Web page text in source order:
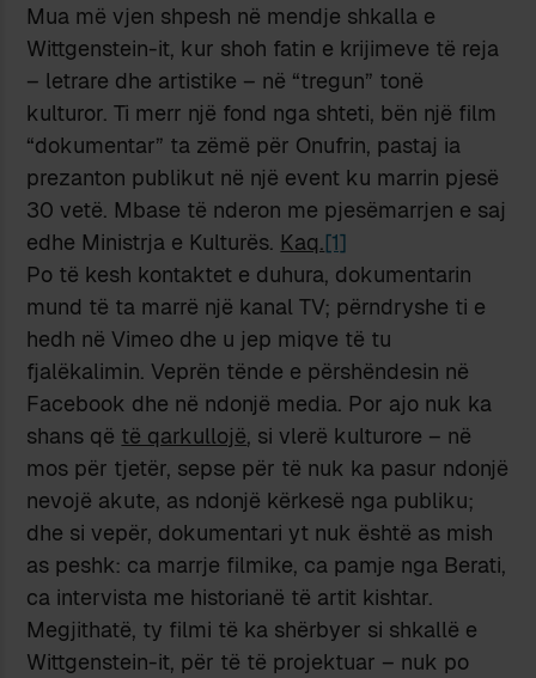
Mua më vjen shpesh në mendje shkalla e
Wittgenstein-it, kur shoh fatin e krijimeve të reja
– letrare dhe artistike – në “tregun” tonë
kulturor. Ti merr një fond nga shteti, bën një film
“dokumentar” ta zëmë për Onufrin, pastaj ia
prezanton publikut në një event ku marrin pjesë
30 vetë. Mbase të nderon me pjesëmarrjen e saj
edhe Ministrja e Kulturës. Kaq.[1]
Po të kesh kontaktet e duhura, dokumentarin
mund të ta marrë një kanal TV; përndryshe ti e
hedh në Vimeo dhe u jep miqve të tu
fjalëkalimin. Veprën tënde e përshëndesin në
Facebook dhe në ndonjë media. Por ajo nuk ka
shans që të qarkullojë, si vlerë kulturore – në
mos për tjetër, sepse për të nuk ka pasur ndonjë
nevojë akute, as ndonjë kërkesë nga publiku;
dhe si vepër, dokumentari yt nuk është as mish
as peshk: ca marrje filmike, ca pamje nga Berati,
ca intervista me historianë të artit kishtar.
Megjithatë, ty filmi të ka shërbyer si shkallë e
Wittgenstein-it, për të të projektuar – nuk po